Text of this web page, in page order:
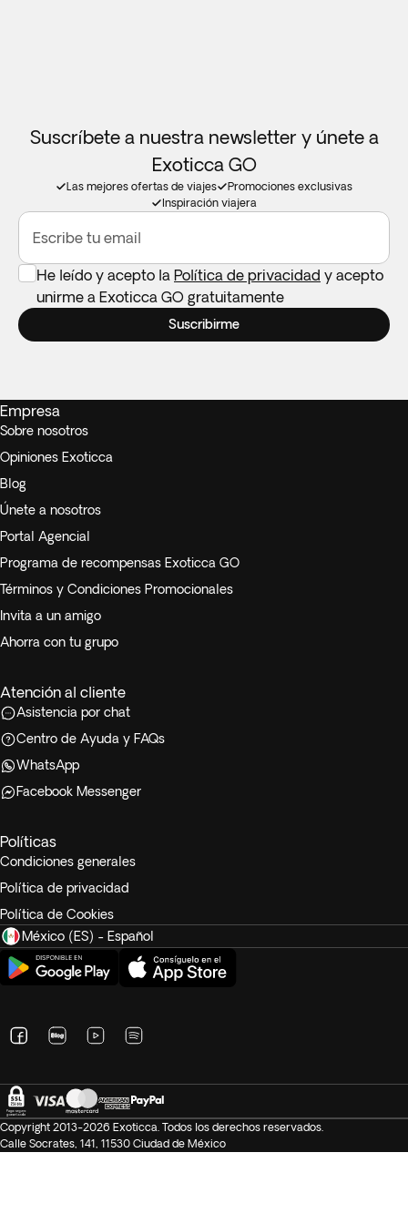
Suscríbete a nuestra newsletter y únete a
Exoticca GO
Las mejores ofertas de viajes
Promociones exclusivas
Inspiración viajera
Escribe tu email
He leído y acepto la Política de privacidad y acepto
unirme a Exoticca GO gratuitamente
Suscribirme
Empresa
Sobre nosotros
Opiniones Exoticca
Blog
Únete a nosotros
Portal Agencial
Programa de recompensas Exoticca GO
Términos y Condiciones Promocionales
Invita a un amigo
Ahorra con tu grupo
Atención al cliente
Asistencia por chat
Centro de Ayuda y FAQs
WhatsApp
Facebook Messenger
Políticas
Condiciones generales
Política de privacidad
Política de Cookies
México (ES) - Español
Copyright 2013-2026 Exoticca. Todos los derechos reservados.
Calle Socrates, 141, 11530 Ciudad de México